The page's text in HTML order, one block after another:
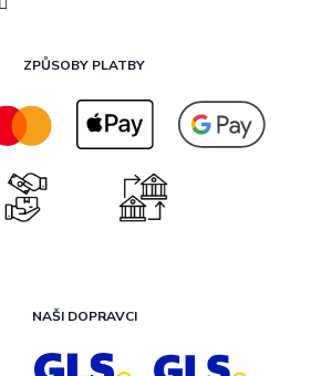
ZPŮSOBY PLATBY
NAŠI DOPRAVCI